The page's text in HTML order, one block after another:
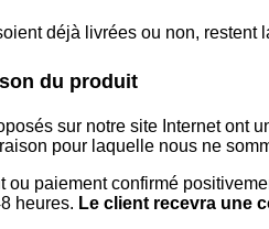
déjà livrées ou non,
du produit
sur notre site Internet ont
pour laquelle nous ne
ou paiement confirmé
heures. Le client recevra une